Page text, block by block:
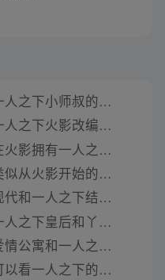
一人之下小师叔的对象是哪个小说
一人之下火影改编的小说有哪些
在火影拥有一人之下的能力小说
类似从火影开始的一人之下的小说
现代和一人之下结合的小说
一人之下皇后和丫鬟的小说
爱情公寓和一人之下的小说
可以看一人之下的小说用哪个软件最好用